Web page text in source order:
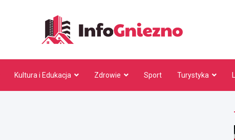
Kultura i Edukacja Zdrowie Sport Turystyka